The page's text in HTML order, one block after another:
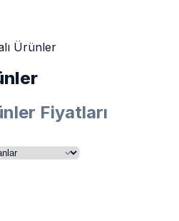
Ürünler
Fiyatları